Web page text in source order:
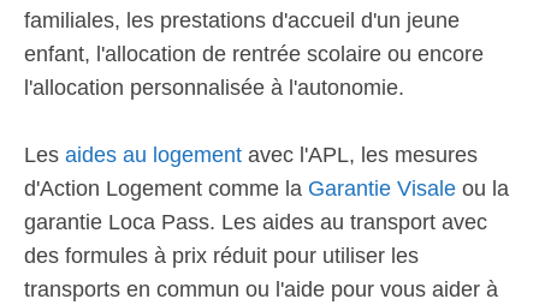
familiales, les prestations d'accueil d'un jeune
enfant, l'allocation de rentrée scolaire ou encore
l'allocation personnalisée à l'autonomie.
Les aides au logement avec l'APL, les mesures
d'Action Logement comme la Garantie Visale ou la
garantie Loca Pass. Les aides au transport avec
des formules à prix réduit pour utiliser les
transports en commun ou l'aide pour vous aider à